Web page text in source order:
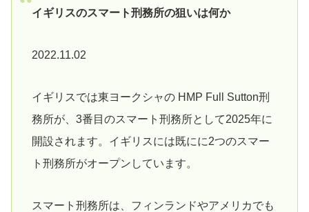
イギリスのスマート刑務所の狙いは何か
2022.11.02
イギリスでは東ヨークシャの HMP Full Sutton刑
務所が、3番目のスマート刑務所として2025年に
開設されます。イギリスには既にに2つのスマー
ト刑務所がオープンしています。
スマート刑務所は、フィンランドやアメリカでも